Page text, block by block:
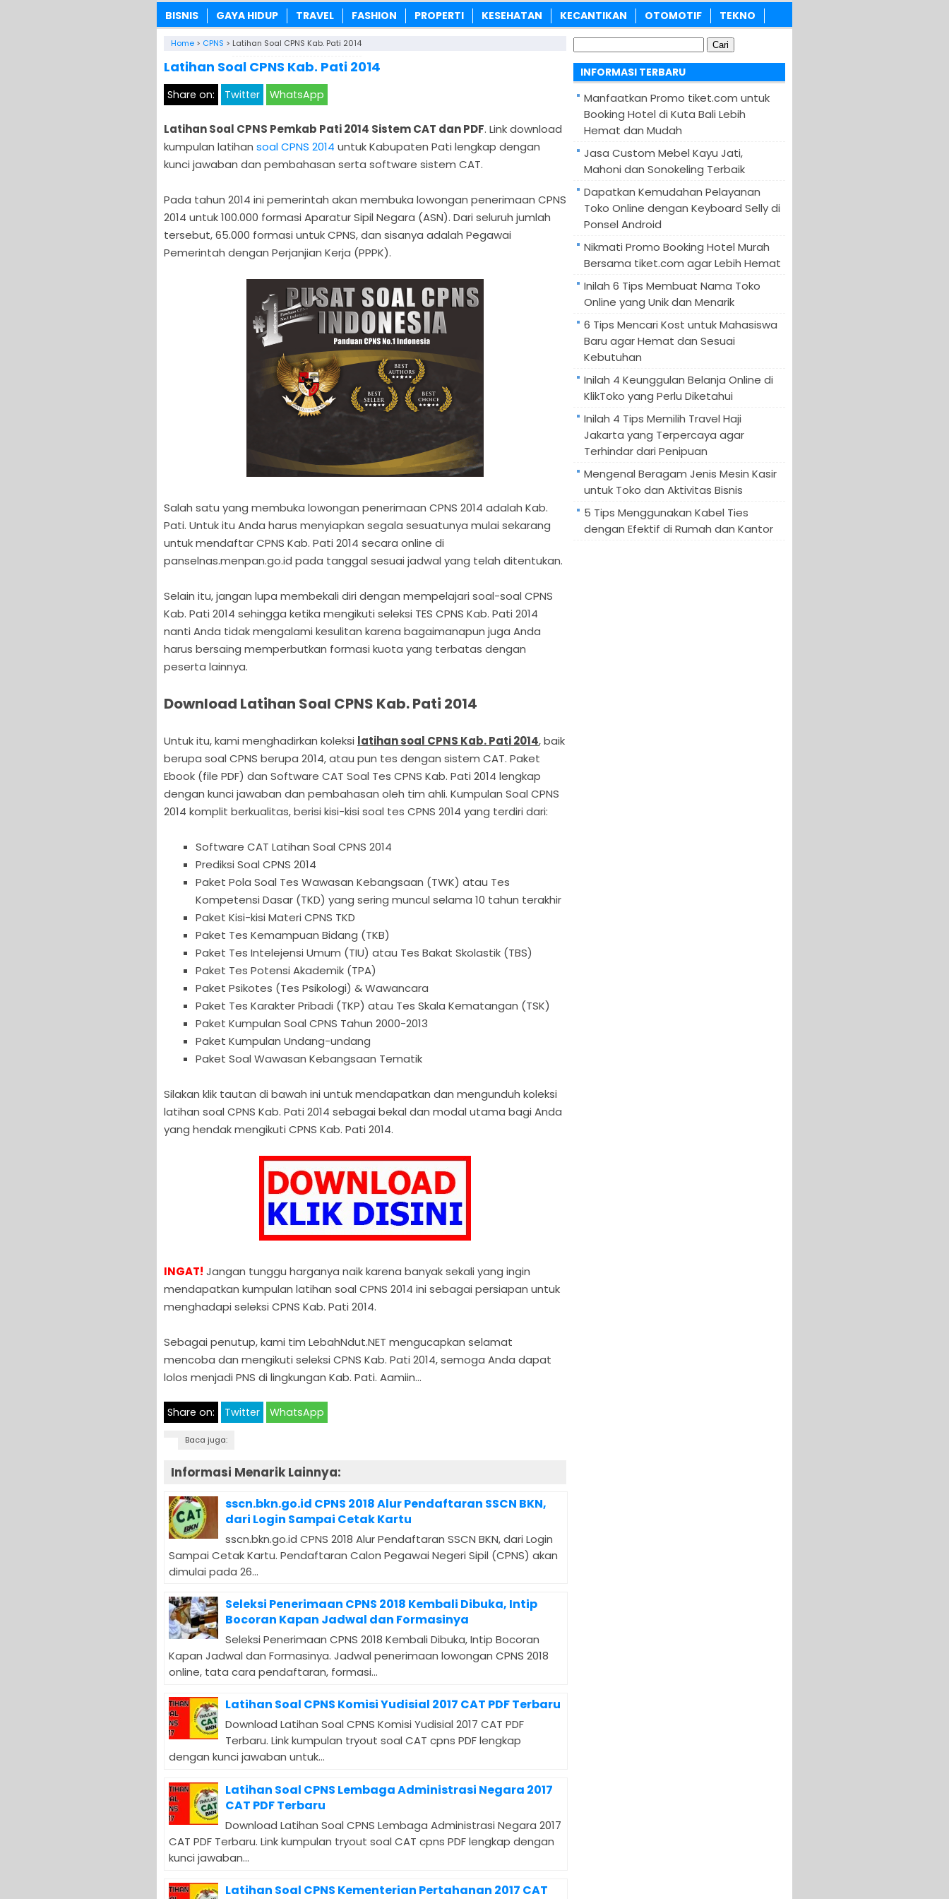
BISNIS GAYA HIDUP TRAVEL FASHION PROPERTI KESEHATAN KECANTIKAN OTOMOTIF TEKNO
Home > CPNS > Latihan Soal CPNS Kab. Pati 2014
Latihan Soal CPNS Kab. Pati 2014
Share on: Twitter WhatsApp
Latihan Soal CPNS Pemkab Pati 2014 Sistem CAT dan PDF. Link download
kumpulan latihan soal CPNS 2014 untuk Kabupaten Pati lengkap dengan
kunci jawaban dan pembahasan serta software sistem CAT.
Pada tahun 2014 ini pemerintah akan membuka lowongan penerimaan CPNS
2014 untuk 100.000 formasi Aparatur Sipil Negara (ASN). Dari seluruh jumlah
tersebut, 65.000 formasi untuk CPNS, dan sisanya adalah Pegawai
Pemerintah dengan Perjanjian Kerja (PPPK).
Salah satu yang membuka lowongan penerimaan CPNS 2014 adalah Kab.
Pati. Untuk itu Anda harus menyiapkan segala sesuatunya mulai sekarang
untuk mendaftar CPNS Kab. Pati 2014 secara online di
panselnas.menpan.go.id pada tanggal sesuai jadwal yang telah ditentukan.
Selain itu, jangan lupa membekali diri dengan mempelajari soal-soal CPNS
Kab. Pati 2014 sehingga ketika mengikuti seleksi TES CPNS Kab. Pati 2014
nanti Anda tidak mengalami kesulitan karena bagaimanapun juga Anda
harus bersaing memperbutkan formasi kuota yang terbatas dengan
peserta lainnya.
Download Latihan Soal CPNS Kab. Pati 2014
Untuk itu, kami menghadirkan koleksi latihan soal CPNS Kab. Pati 2014, baik
berupa soal CPNS berupa 2014, atau pun tes dengan sistem CAT. Paket
Ebook (file PDF) dan Software CAT Soal Tes CPNS Kab. Pati 2014 lengkap
dengan kunci jawaban dan pembahasan oleh tim ahli. Kumpulan Soal CPNS
2014 komplit berkualitas, berisi kisi-kisi soal tes CPNS 2014 yang terdiri dari:
Software CAT Latihan Soal CPNS 2014
Prediksi Soal CPNS 2014
Paket Pola Soal Tes Wawasan Kebangsaan (TWK) atau Tes
Kompetensi Dasar (TKD) yang sering muncul selama 10 tahun terakhir
Paket Kisi-kisi Materi CPNS TKD
Paket Tes Kemampuan Bidang (TKB)
Paket Tes Intelejensi Umum (TIU) atau Tes Bakat Skolastik (TBS)
Paket Tes Potensi Akademik (TPA)
Paket Psikotes (Tes Psikologi) & Wawancara
Paket Tes Karakter Pribadi (TKP) atau Tes Skala Kematangan (TSK)
Paket Kumpulan Soal CPNS Tahun 2000-2013
Paket Kumpulan Undang-undang
Paket Soal Wawasan Kebangsaan Tematik
Silakan klik tautan di bawah ini untuk mendapatkan dan mengunduh koleksi
latihan soal CPNS Kab. Pati 2014 sebagai bekal dan modal utama bagi Anda
yang hendak mengikuti CPNS Kab. Pati 2014.
INGAT! Jangan tunggu harganya naik karena banyak sekali yang ingin
mendapatkan kumpulan latihan soal CPNS 2014 ini sebagai persiapan untuk
menghadapi seleksi CPNS Kab. Pati 2014.
Sebagai penutup, kami tim LebahNdut.NET mengucapkan selamat
mencoba dan mengikuti seleksi CPNS Kab. Pati 2014, semoga Anda dapat
lolos menjadi PNS di lingkungan Kab. Pati. Aamiin…
Share on: Twitter WhatsApp
Baca juga:
Informasi Menarik Lainnya:
sscn.bkn.go.id CPNS 2018 Alur Pendaftaran SSCN BKN,
dari Login Sampai Cetak Kartu
sscn.bkn.go.id CPNS 2018 Alur Pendaftaran SSCN BKN, dari Login
Sampai Cetak Kartu. Pendaftaran Calon Pegawai Negeri Sipil (CPNS) akan
dimulai pada 26...
Seleksi Penerimaan CPNS 2018 Kembali Dibuka, Intip
Bocoran Kapan Jadwal dan Formasinya
Seleksi Penerimaan CPNS 2018 Kembali Dibuka, Intip Bocoran
Kapan Jadwal dan Formasinya. Jadwal penerimaan lowongan CPNS 2018
online, tata cara pendaftaran, formasi...
Latihan Soal CPNS Komisi Yudisial 2017 CAT PDF Terbaru
Download Latihan Soal CPNS Komisi Yudisial 2017 CAT PDF
Terbaru. Link kumpulan tryout soal CAT cpns PDF lengkap
dengan kunci jawaban untuk...
Latihan Soal CPNS Lembaga Administrasi Negara 2017
CAT PDF Terbaru
Download Latihan Soal CPNS Lembaga Administrasi Negara 2017
CAT PDF Terbaru. Link kumpulan tryout soal CAT cpns PDF lengkap dengan
kunci jawaban...
Latihan Soal CPNS Kementerian Pertahanan 2017 CAT
untuk:
INFORMASI TERBARU
Manfaatkan Promo tiket.com untuk
Booking Hotel di Kuta Bali Lebih
Hemat dan Mudah
Jasa Custom Mebel Kayu Jati,
Mahoni dan Sonokeling Terbaik
Dapatkan Kemudahan Pelayanan
Toko Online dengan Keyboard Selly di
Ponsel Android
Nikmati Promo Booking Hotel Murah
Bersama tiket.com agar Lebih Hemat
Inilah 6 Tips Membuat Nama Toko
Online yang Unik dan Menarik
6 Tips Mencari Kost untuk Mahasiswa
Baru agar Hemat dan Sesuai
Kebutuhan
Inilah 4 Keunggulan Belanja Online di
KlikToko yang Perlu Diketahui
Inilah 4 Tips Memilih Travel Haji
Jakarta yang Terpercaya agar
Terhindar dari Penipuan
Mengenal Beragam Jenis Mesin Kasir
untuk Toko dan Aktivitas Bisnis
5 Tips Menggunakan Kabel Ties
dengan Efektif di Rumah dan Kantor